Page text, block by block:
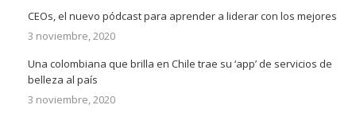
CEOs, el nuevo pódcast para aprender a liderar con los mejores
3 noviembre, 2020
Una colombiana que brilla en Chile trae su ‘app’ de servicios de
belleza al país
3 noviembre, 2020